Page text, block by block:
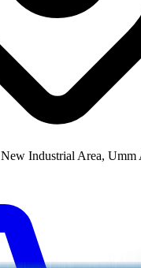
New Industrial Area,